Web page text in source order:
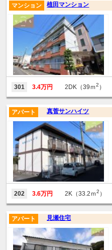
植田マンション
マンション
301 3.4万円 2DK（39ｍ2 ）
真菅サンハイツ
アパート
202 3.6万円 2K（33.2ｍ2 ）
見瀬住宅
アパート